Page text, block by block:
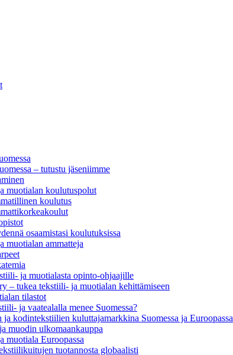
– tutustu jäseniimme
muotialan koulutuspolut
koulutus
osaamistasi koulutuksissa
muotialan ammatteja
ja muotialasta opinto-ohjaajille
– tukea tekstiili- ja muotialan kehittämiseen
tilastot
ja vaatealalla menee Suomessa?
ja kodintekstiilien kuluttajamarkkina Suomessa ja Euroopassa
muodin ulkomaankauppa
muotiala Euroopassa
tuotannosta globaalisti